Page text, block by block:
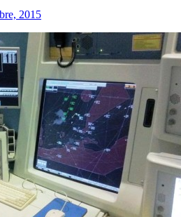
2015